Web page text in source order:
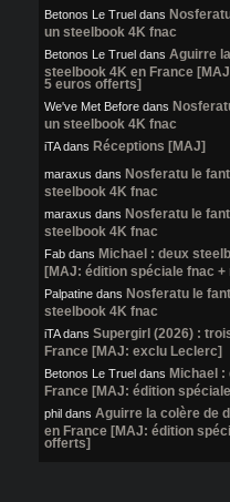
Betonos Le Truel dans
un steelbook 4K fnac
Betonos Le Truel dans Aguirre
steelbook 4K en France
5 euros offerts]
We've Met Before dans
un steelbook 4K fnac
iTAdans Réceptions [MAJ]
maraxus dans Nosferatu le
steelbook 4K fnac
maraxus dans Nosferatu le
steelbook 4K fnac
Fab dans Michael : deux
[MAJ: édition spéciale fnac +
Palpatine dans Nosferatu le
steelbook 4K fnac
iTAdans Supergirl (2026) :
France [MAJ: exclu Leclerc]
Betonos Le Truel dans Michael :
France [MAJ: édition
phil dans Aguirre la colère de
en France [MAJ: édition
offerts]